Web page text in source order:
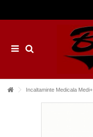
Incaltaminte Medicala Medi+